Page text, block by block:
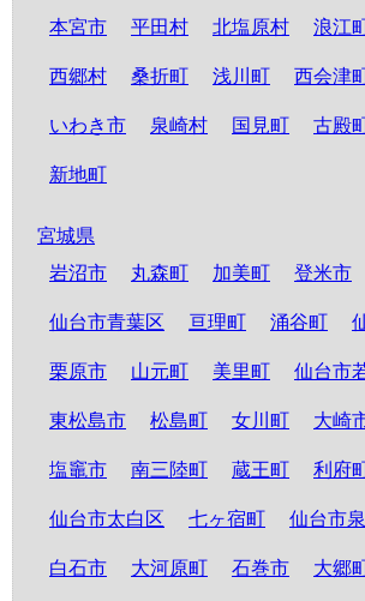
本宮市 平田村 北塩原村 浪江
西郷村 桑折町 浅川町 西会津
いわき市 泉崎村 国見町 古殿
新地町
宮城県
岩沼市
丸森町 加美町 登米市
仙台市青葉区 亘理町 涌谷町
栗原市 山元町 美里町 仙台市
東松島市 松島町 女川町 大崎
塩竈市 南三陸町 蔵王町 利府
仙台市太白区 七ヶ宿町 仙台市
白石市 大河原町 石巻市 大郷